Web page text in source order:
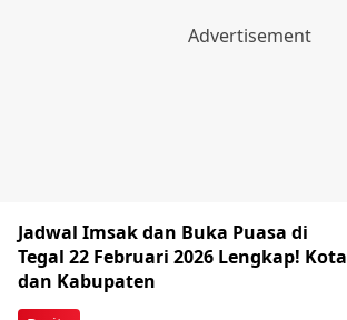
Jadwal Imsak dan Buka Puasa di
Tegal 22 Februari 2026 Lengkap! Kota
dan Kabupaten